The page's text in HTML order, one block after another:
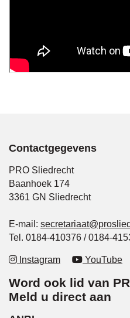
Contactgegevens
PRO Sliedrecht
Baanhoek 174
3361 GN Sliedrecht
E-mail:
Tel. 0184-410376 / 0184-
Instagram YouTube
Word ook lid van
Meld u direct aan